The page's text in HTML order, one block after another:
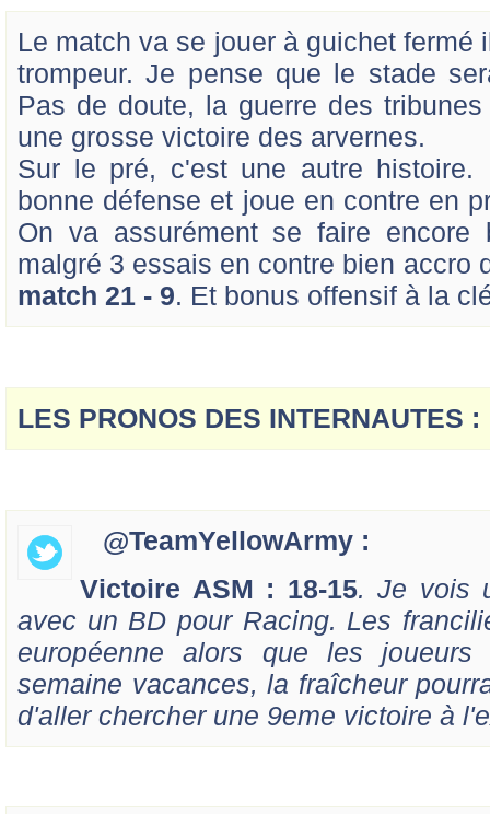
Le match va se jouer à guichet
trompeur. Je pense que le stade
Pas de doute, la guerre des
une grosse victoire des arvernes.
Sur le pré, c'est une autre histoire.
bonne défense et joue en contre en
On va assurément se faire encore
malgré 3 essais en contre bien accro
match 21 - 9. Et bonus offensif à la
LES PRONOS DES INTERNAUTES :
@TeamYellowArmy :
Victoire ASM : 18-15. Je vois
avec un BD pour Racing. Les
européenne alors que les
semaine vacances, la fraîcheur
d'aller chercher une 9eme victoire à